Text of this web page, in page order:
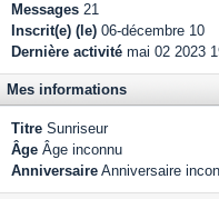
Messages 21
Inscrit(e) (le) 06-décembre 10
Dernière activité mai 02 2023
Mes informations
Titre Sunriseur
Âge Âge inconnu
Anniversaire Anniversaire